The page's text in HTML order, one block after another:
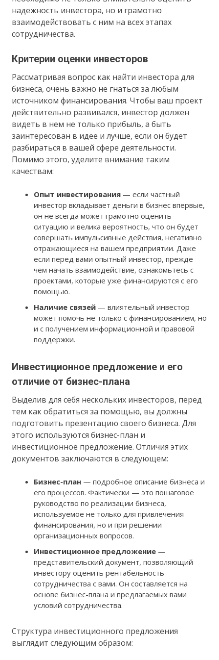
надежность инвестора, но и грамотно
взаимодействовать с ним на всех этапах
сотрудничества.
Критерии оценки инвесторов
Рассматривая вопрос как найти инвестора для
бизнеса, очень важно не гнаться за любым
источником финансирования. Чтобы ваш проект
действительно развивался, инвестор должен
видеть в нем не только прибыль, а быть
заинтересован в идее и лучше, если он будет
разбираться в вашей сфере деятельности.
Помимо этого, уделите внимание таким
качествам:
Опыт инвестирования — если частный
инвестор вкладывает деньги в бизнес впервые,
он не всегда может грамотно оценить
ситуацию и велика вероятность, что он будет
совершать импульсивные действия, негативно
отражающиеся на вашем предприятии. Даже
если перед вами опытный инвестор, прежде
чем начать взаимодействие, ознакомьтесь с
проектами, которые уже финансируются с его
помощью.
Наличие связей — влиятельный инвестор
может помочь не только с финансированием, но
и с получением информационной и правовой
поддержки.
Инвестиционное предложение и его
отличие от бизнес-плана
Выделив для себя нескольких инвесторов, перед
тем как обратиться за помощью, вы должны
подготовить презентацию своего бизнеса. Для
этого используются бизнес-план и
инвестиционное предложение. Отличия этих
документов заключаются в следующем:
Бизнес-план — подробное описание бизнеса и
его процессов. Фактически — это пошаговое
руководство по реализации бизнеса,
используемое не только для привлечения
финансирования, но и при решении
организационных вопросов.
Инвестиционное предложение —
представительский документ, позволяющий
инвестору оценить рентабельность
сотрудничества с вами. Он составляется на
основе бизнес-плана и предлагаемых вами
условий сотрудничества.
Структура инвестиционного предложения
выглядит следующим образом: